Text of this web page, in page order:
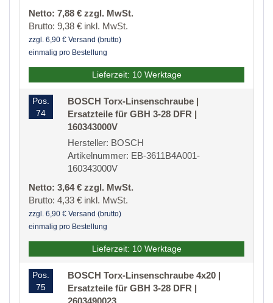
Netto: 7,88 € zzgl. MwSt.
Brutto: 9,38 € inkl. MwSt.
zzgl. 6,90 € Versand (brutto)
einmalig pro Bestellung
Lieferzeit: 10 Werktage
Pos.
74
BOSCH Torx-Linsenschraube |
Ersatzteile für GBH 3-28 DFR |
160343000V
Hersteller: BOSCH
Artikelnummer: EB-3611B4A001-
160343000V
Netto: 3,64 € zzgl. MwSt.
Brutto: 4,33 € inkl. MwSt.
zzgl. 6,90 € Versand (brutto)
einmalig pro Bestellung
Lieferzeit: 10 Werktage
Pos.
75
BOSCH Torx-Linsenschraube 4x20 |
Ersatzteile für GBH 3-28 DFR |